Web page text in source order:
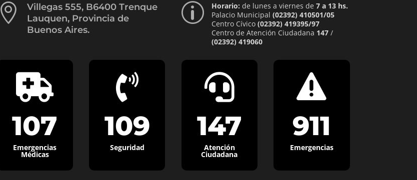

Villegas 555, B6400 Trenque
Lauquen, Provincia de
Buenos Aires.
p Horario: de lunes a viernes de 7 a 13 hs.
Palacio Municipal (02392) 410501/05
Centro Cívico (02392) 419395/97
Centro de Atención Ciudadana 147/
(02392) 419060

107
Emergencias
Médicas

109
Seguridad

147
Atención
Ciudadana

911
Emergencias